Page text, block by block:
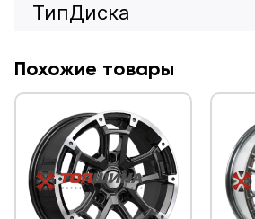
ТипДиска
Похожие товары